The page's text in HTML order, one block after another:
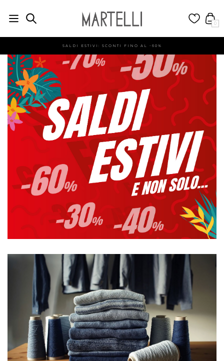
0
SALDI ESTIVI: SCONTI FINO AL -60%